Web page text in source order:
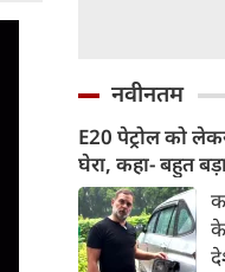
नवीनतम
E20 पेट्रोल को
घेरा, कहा- बहुत बड़ा
खराब, BJP ने
के